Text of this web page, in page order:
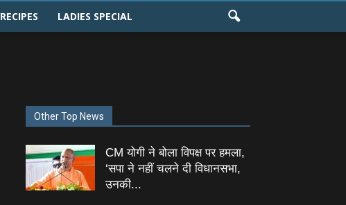
RECIPES LADIES SPECIAL
Other Top News
CM योगी ने बोला विपक्ष पर हमला,
‘सपा ने नहीं चलने दी विधानसभा,
उनकी...